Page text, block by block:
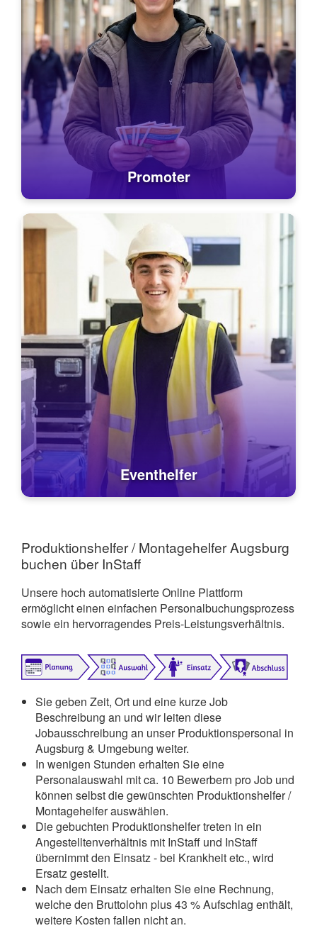
Promoter
Eventhelfer
Produktionshelfer / Montagehelfer Augsburg
buchen über InStaff
Unsere hoch automatisierte Online Plattform
ermöglicht einen einfachen Personalbuchungsprozess
sowie ein hervorragendes Preis-Leistungsverhältnis.
Sie geben Zeit, Ort und eine kurze Job
Beschreibung an und wir leiten diese
Jobausschreibung an unser Produktionspersonal in
Augsburg & Umgebung weiter.
In wenigen Stunden erhalten Sie eine
Personalauswahl mit ca. 10 Bewerbern pro Job und
können selbst die gewünschten Produktionshelfer /
Montagehelfer auswählen.
Die gebuchten Produktionshelfer treten in ein
Angestelltenverhältnis mit InStaff und InStaff
übernimmt den Einsatz - bei Krankheit etc., wird
Ersatz gestellt.
Nach dem Einsatz erhalten Sie eine Rechnung,
welche den Bruttolohn plus 43 % Aufschlag enthält,
weitere Kosten fallen nicht an.